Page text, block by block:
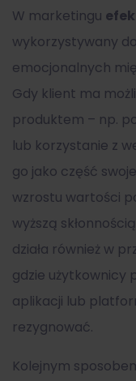
W marketingu
wykorzystywany
emocjonalnych
Gdy klient ma
produktem – np.
lub korzystanie z
go jako część
wzrostu wartości
wyższą
działa również w
gdzie użytkownicy
aplikacji lub
rezygnować.
Kolejnym